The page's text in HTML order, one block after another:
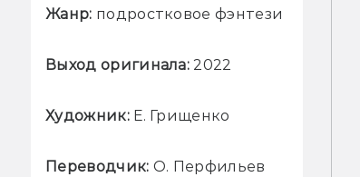
Жанр: подростковое фэнтези
Выход оригинала: 2022
Художник: Е. Грищенко
Переводчик: О. Перфильев